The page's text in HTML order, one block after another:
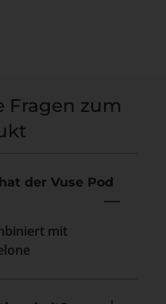
Fragen zum
der Vuse Pod
mit